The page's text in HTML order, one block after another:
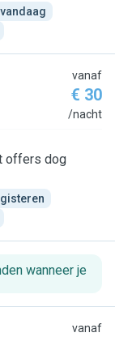
vanaf
€ 30
/nacht
offers dog
wanneer je
vanaf